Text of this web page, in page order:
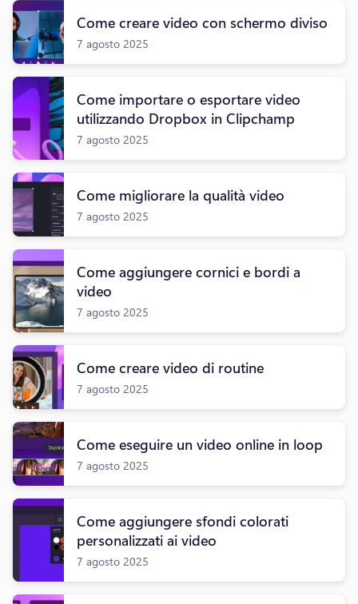
Come creare video con schermo diviso
7 agosto 2025
Come importare o esportare video
utilizzando Dropbox in Clipchamp
7 agosto 2025
Come migliorare la qualità video
7 agosto 2025
Come aggiungere cornici e bordi a
video
7 agosto 2025
Come creare video di routine
7 agosto 2025
Come eseguire un video online in loop
7 agosto 2025
Come aggiungere sfondi colorati
personalizzati ai video
7 agosto 2025